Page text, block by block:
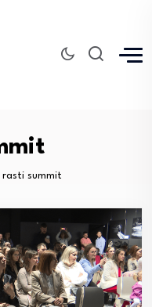
rasti summit